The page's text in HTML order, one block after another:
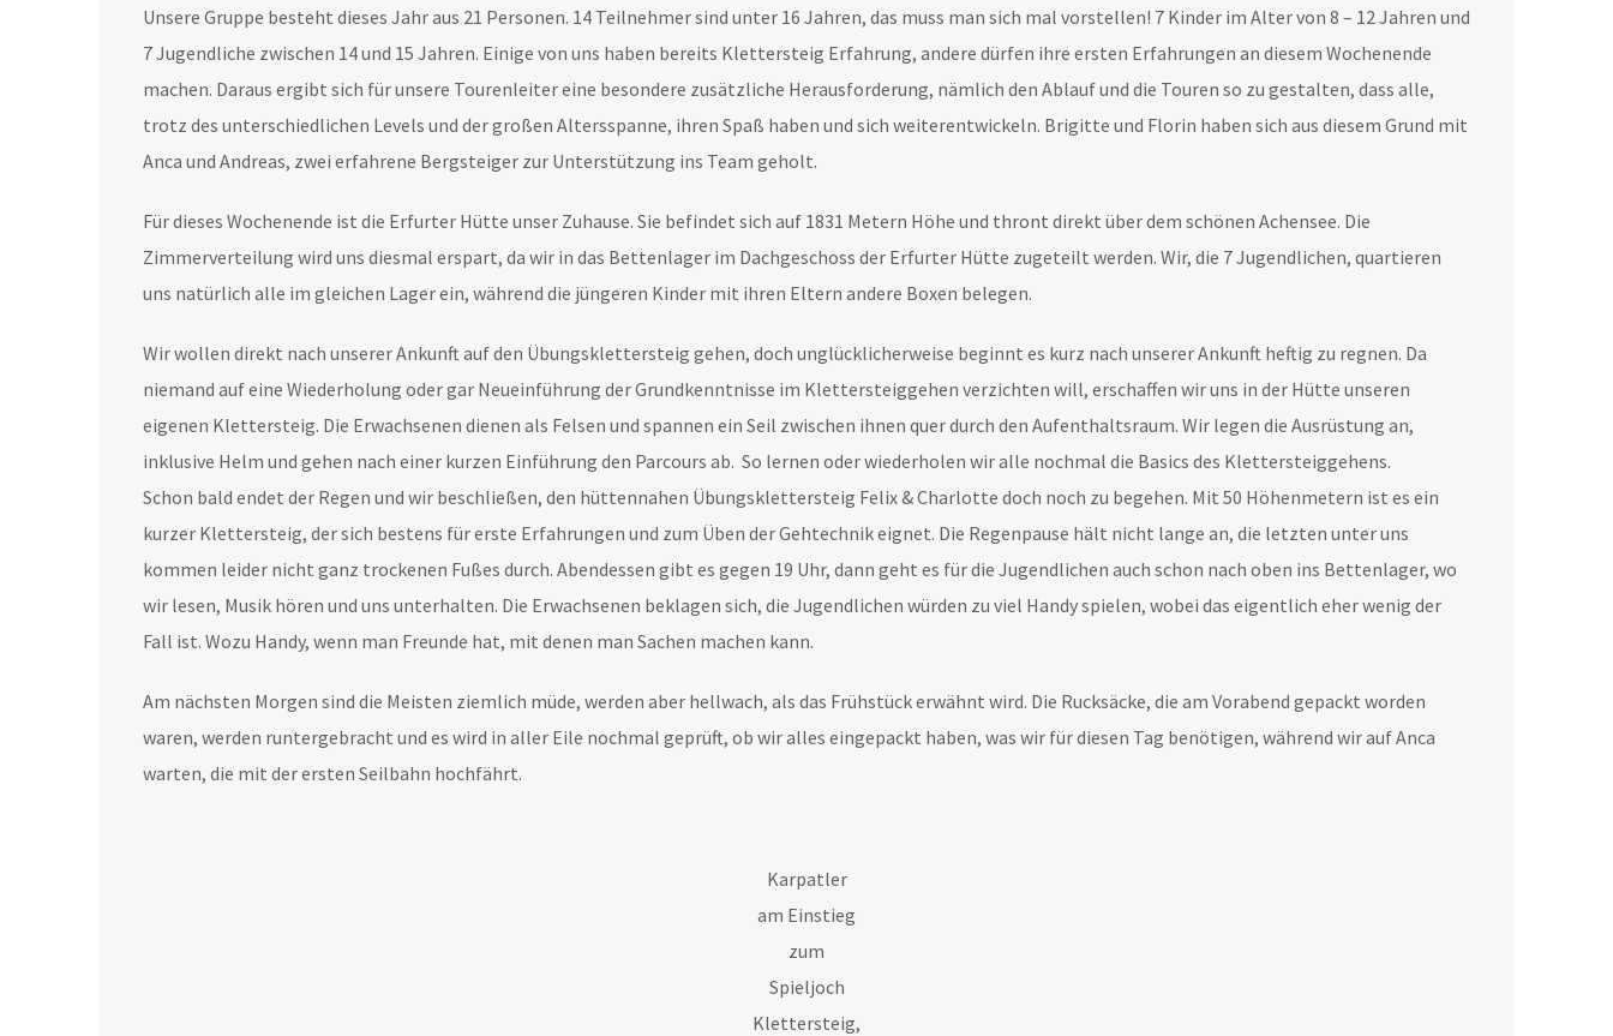
Unsere Gruppe besteht dieses Jahr aus 21 Personen. 14 Teilnehmer sind unter 16 Jahren, das muss man sich mal vorstellen! 7 Kinder im Alter von 8 – 12 Jahren und
7 Jugendliche zwischen 14 und 15 Jahren. Einige von uns haben bereits Klettersteig Erfahrung, andere dürfen ihre ersten Erfahrungen an diesem Wochenende
machen. Daraus ergibt sich für unsere Tourenleiter eine besondere zusätzliche Herausforderung, nämlich den Ablauf und die Touren so zu gestalten, dass alle,
trotz des unterschiedlichen Levels und der großen Altersspanne, ihren Spaß haben und sich weiterentwickeln. Brigitte und Florin haben sich aus diesem Grund mit
Anca und Andreas, zwei erfahrene Bergsteiger zur Unterstützung ins Team geholt.
Für dieses Wochenende ist die Erfurter Hütte unser Zuhause. Sie befindet sich auf 1831 Metern Höhe und thront direkt über dem schönen Achensee. Die
Zimmerverteilung wird uns diesmal erspart, da wir in das Bettenlager im Dachgeschoss der Erfurter Hütte zugeteilt werden. Wir, die 7 Jugendlichen, quartieren
uns natürlich alle im gleichen Lager ein, während die jüngeren Kinder mit ihren Eltern andere Boxen belegen.
Wir wollen direkt nach unserer Ankunft auf den Übungsklettersteig gehen, doch unglücklicherweise beginnt es kurz nach unserer Ankunft heftig zu regnen. Da
niemand auf eine Wiederholung oder gar Neueinführung der Grundkenntnisse im Klettersteiggehen verzichten will, erschaffen wir uns in der Hütte unseren
eigenen Klettersteig. Die Erwachsenen dienen als Felsen und spannen ein Seil zwischen ihnen quer durch den Aufenthaltsraum. Wir legen die Ausrüstung an,
inklusive Helm und gehen nach einer kurzen Einführung den Parcours ab. So lernen oder wiederholen wir alle nochmal die Basics des Klettersteiggehens.
Schon bald endet der Regen und wir beschließen, den hüttennahen Übungsklettersteig Felix & Charlotte doch noch zu begehen. Mit 50 Höhenmetern ist es ein
kurzer Klettersteig, der sich bestens für erste Erfahrungen und zum Üben der Gehtechnik eignet. Die Regenpause hält nicht lange an, die letzten unter uns
kommen leider nicht ganz trockenen Fußes durch. Abendessen gibt es gegen 19 Uhr, dann geht es für die Jugendlichen auch schon nach oben ins Bettenlager, wo
wir lesen, Musik hören und uns unterhalten. Die Erwachsenen beklagen sich, die Jugendlichen würden zu viel Handy spielen, wobei das eigentlich eher wenig der
Fall ist. Wozu Handy, wenn man Freunde hat, mit denen man Sachen machen kann.
Am nächsten Morgen sind die Meisten ziemlich müde, werden aber hellwach, als das Frühstück erwähnt wird. Die Rucksäcke, die am Vorabend gepackt worden
waren, werden runtergebracht und es wird in aller Eile nochmal geprüft, ob wir alles eingepackt haben, was wir für diesen Tag benötigen, während wir auf Anca
warten, die mit der ersten Seilbahn hochfährt.
Karpatler
am Einstieg
zum
Spieljoch
Klettersteig,